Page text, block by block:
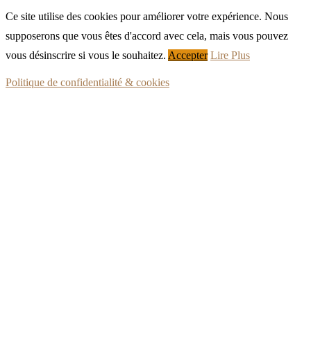
Ce site utilise des cookies pour améliorer votre expérience. Nous
supposerons que vous êtes d'accord avec cela, mais vous pouvez
vous désinscrire si vous le souhaitez. Accepter Lire Plus
Politique de confidentialité & cookies